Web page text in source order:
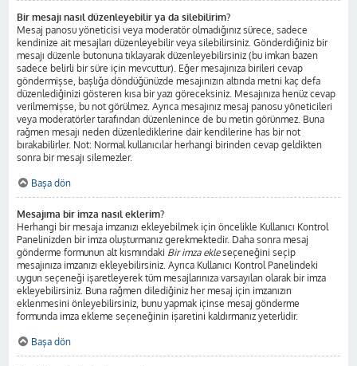
Bir mesajı nasıl düzenleyebilir ya da silebilirim?
Mesaj panosu yöneticisi veya moderatör olmadığınız sürece, sadece
kendinize ait mesajları düzenleyebilir veya silebilirsiniz. Gönderdiğiniz bir
mesajı düzenle butonuna tıklayarak düzenleyebilirsiniz (bu imkan bazen
sadece belirli bir süre için mevcuttur). Eğer mesajınıza birileri cevap
göndermişse, başlığa döndüğünüzde mesajınızın altında metni kaç defa
düzenlediğinizi gösteren kısa bir yazı göreceksiniz. Mesajınıza henüz cevap
verilmemişse, bu not görülmez. Ayrıca mesajınız mesaj panosu yöneticileri
veya moderatörler tarafından düzenlenince de bu metin görünmez. Buna
rağmen mesajı neden düzenlediklerine dair kendilerine has bir not
bırakabilirler. Not: Normal kullanıcılar herhangi birinden cevap geldikten
sonra bir mesajı silemezler.
Başa dön
Mesajıma bir imza nasıl eklerim?
Herhangi bir mesaja imzanızı ekleyebilmek için öncelikle Kullanıcı Kontrol
Panelinizden bir imza oluşturmanız gerekmektedir. Daha sonra mesaj
gönderme formunun alt kısmındaki Bir imza ekleseçeneğini seçip
mesajınıza imzanızı ekleyebilirsiniz. Ayrıca Kullanıcı Kontrol Panelindeki
uygun seçeneği işaretleyerek tüm mesajlarınıza varsayılan olarak bir imza
ekleyebilirsiniz. Buna rağmen dilediğiniz her mesaj için imzanızın
eklenmesini önleyebilirsiniz, bunu yapmak içinse mesaj gönderme
formunda imza ekleme seçeneğinin işaretini kaldırmanız yeterlidir.
Başa dön